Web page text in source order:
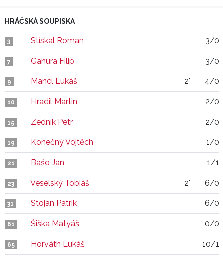
HRÁČSKÁ SOUPISKA
3 Stískal Roman 3/0
7 Gahura Filip 3/0
9 Mancl Lukáš 2" 4/0
10 Hradil Martin 2/0
15 Zedník Petr 2/0
19 Konečný Vojtěch 1/0
21 Bašo Jan 1/1
23 Veselský Tobiáš 2" 6/0
31 Stojan Patrik 6/0
61 Šiška Matyáš 0/0
65 Horváth Lukáš 10/1